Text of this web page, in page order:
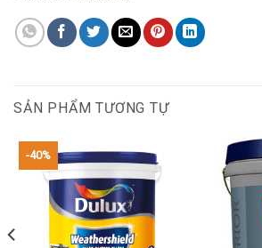
SẢN PHẨM TƯƠNG TỰ
-40%